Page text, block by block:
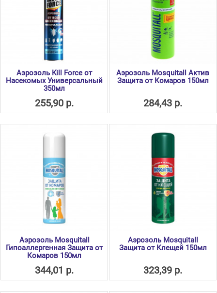
Аэрозоль Kill Force от
Насекомых Универсальный
350мл
255,90 р.
Аэрозоль Mosquitall Актив
Защита от Комаров 150мл
284,43 р.
Аэрозоль Mosquitall
Гипоаллергенная Защита от
Комаров 150мл
344,01 р.
Аэрозоль Mosquitall
Защита от Клещей 150мл
323,39 р.